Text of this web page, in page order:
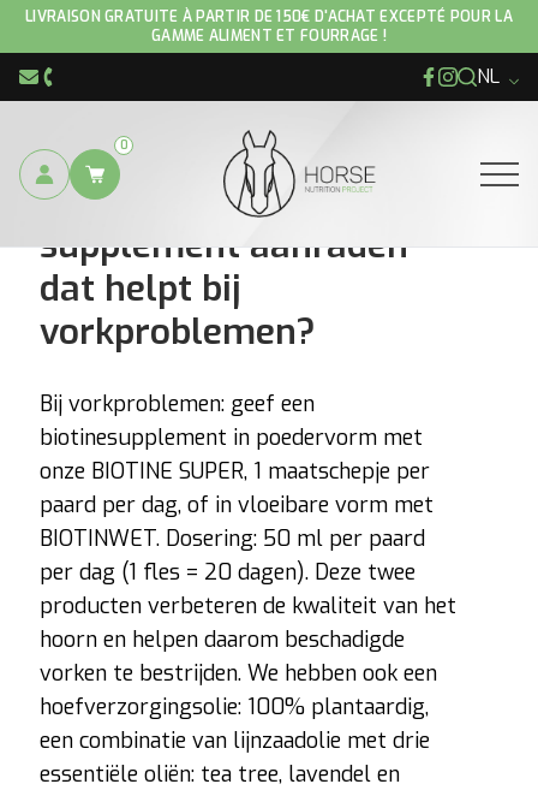
LIVRAISON GRATUITE À PARTIR DE 150€ D'ACHAT EXCEPTÉ POUR LA
GAMME ALIMENT ET FOURRAGE !
info@hnp-horse.be
+32 (0)4 250 12 96 Facebook
Instagram
NL
0
Kun je me een
supplement aanraden
dat helpt bij
vorkproblemen?
Bij vorkproblemen: geef een
biotinesupplement in poedervorm met
onze BIOTINE SUPER, 1 maatschepje per
paard per dag, of in vloeibare vorm met
BIOTINWET. Dosering: 50 ml per paard
per dag (1 fles = 20 dagen). Deze twee
producten verbeteren de kwaliteit van het
hoorn en helpen daarom beschadigde
vorken te bestrijden. We hebben ook een
hoefverzorgingsolie: 100% plantaardig,
een combinatie van lijnzaadolie met drie
essentiële oliën: tea tree, lavendel en